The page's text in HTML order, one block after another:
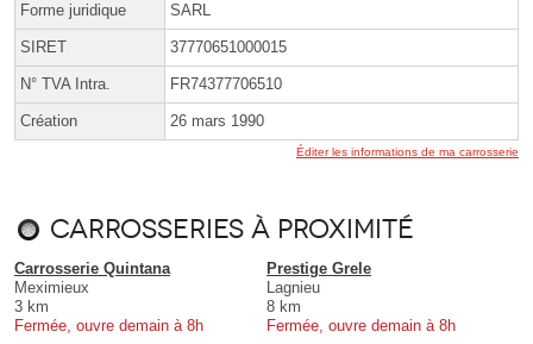
Forme juridique SARL
SIRET 37770651000015
N° TVA Intra. FR74377706510
Création 26 mars 1990
Éditer les informations de ma carrosserie
Carrosseries à proximité
Carrosserie Quintana
Meximieux
3 km
Fermée, ouvre demain à 8h
Prestige Grele
Lagnieu
8 km
Fermée, ouvre demain à 8h